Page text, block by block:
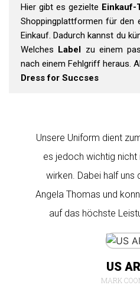
Hier gibt es gezielte Einkauf-
Shoppingplattformen für den
Einkauf. Dadurch kannst du
Welches Label zu einem
nach einem Fehlgriff heraus.
Dress for Succses
Unsere Uniform dient
es jedoch wichtig
wirken. Dabei half uns
Angela Thomas und
auf das höchste
US
MARK